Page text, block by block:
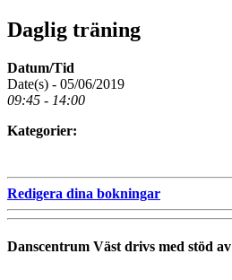
Daglig träning
Datum/Tid
Date(s) - 05/06/2019
09:45 - 14:00
Kategorier:
Redigera dina bokningar
Danscentrum Väst drivs med stöd av